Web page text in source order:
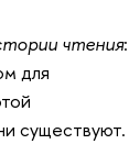
чтения:
для
существуют.